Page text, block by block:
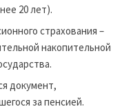
20 лет).
страхования –
накопительной
документ,
за пенсией.